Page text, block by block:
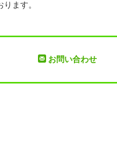
ます。
お問い合わせ